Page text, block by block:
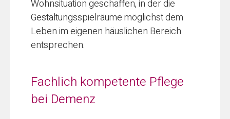
Wohnsituation geschaffen, in der die
Gestaltungsspielräume möglichst dem
Leben im eigenen häuslichen Bereich
entsprechen.
Fachlich kompetente Pflege
bei Demenz